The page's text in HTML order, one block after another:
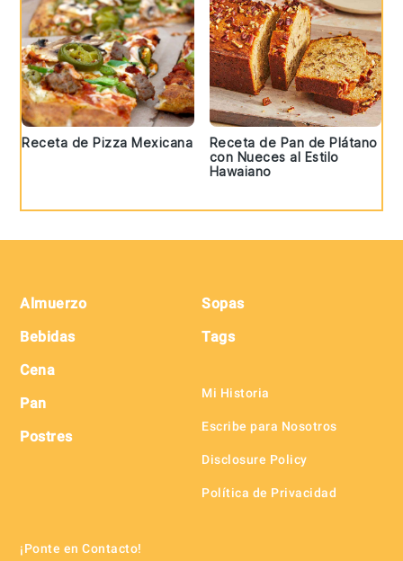
Receta de Pizza Mexicana
Receta de Pan de Plátano
con Nueces al Estilo
Hawaiano
Almuerzo
Bebidas
Cena
Pan
Postres
Sopas
Tags
Mi Historia
Escribe para Nosotros
Disclosure Policy
Política de Privacidad
¡Ponte en Contacto!